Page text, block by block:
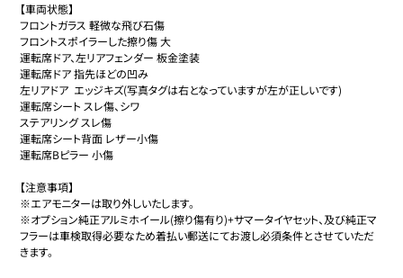
【車両状態】
フロントガラス 軽微な飛び石傷
フロントスポイラーした擦り傷 大
運転席ドア、左リアフェンダー 板金塗装
運転席ドア 指先ほどの凹み
左リアドア  エッジキズ(写真タグは右となっていますが左が正しいです)
運転席シート スレ傷、シワ
ステアリング スレ傷
運転席シート背面 レザー小傷
運転席Bピラー 小傷
【注意事項】
※エアモニターは取り外しいたします。
※オプション純正アルミホイール(擦り傷有り)+サマータイヤセット、及び純正マ
フラーは車検取得必要なため着払い郵送にてお渡し必須条件とさせていただ
きます。